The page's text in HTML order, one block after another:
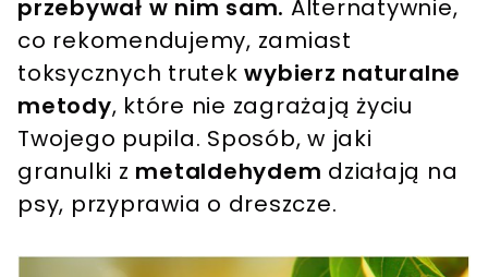
przebywał w nim sam. Alternatywnie,
co rekomendujemy, zamiast
toksycznych trutekwybierz naturalne
metody, które nie zagrażają życiu
Twojego pupila. Sposób, w jaki
granulki z metaldehydem działają na
psy, przyprawia o dreszcze.